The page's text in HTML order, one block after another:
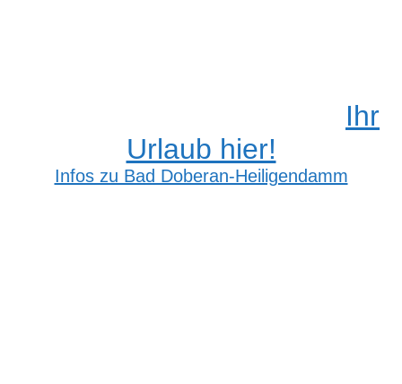
Ihr
Urlaub hier!
Infos zu Bad Doberan-Heiligendamm